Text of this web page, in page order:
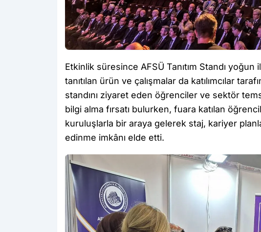
Etkinlik süresince AFSÜ Tanıtım Standı
tanıtılan ürün ve çalışmalar da katılımcılar
standını ziyaret eden öğrenciler ve sektör
bilgi alma fırsatı bulurken, fuara katılan
kuruluşlarla bir araya gelerek staj, kariyer
edinme imkânı elde etti.